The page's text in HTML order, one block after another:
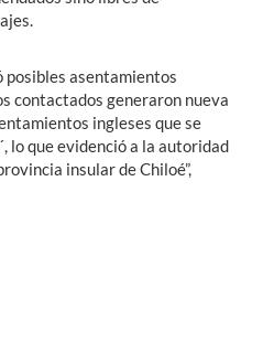
posibles asentamientos
contactados generaron nueva
ingleses que se
lo que evidenció a la autoridad
insular de Chiloé”,